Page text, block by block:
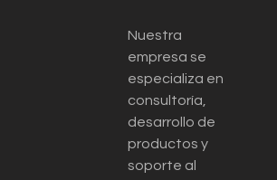
Nuestra
empresa se
especializa en
consultoría,
desarrollo de
productos y
soporte al